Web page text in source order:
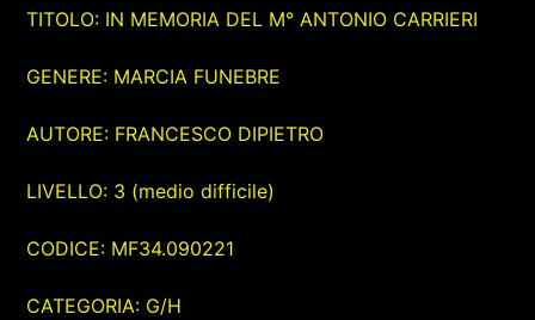
TITOLO: IN MEMORIA DEL M° ANTONIO CARRIERI
GENERE: MARCIA FUNEBRE
AUTORE: FRANCESCO DIPIETRO
LIVELLO: 3 (medio difficile)
CODICE: MF34.090221
CATEGORIA: G/H